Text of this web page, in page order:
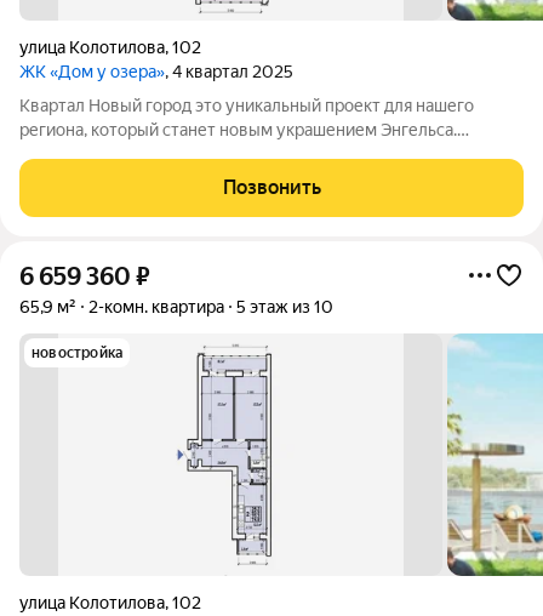
улица Колотилова,102
ЖК «Дом у озера», 4 квартал 2025
Квартал Новый город это уникальный проект для нашего
региона, который станет новым украшением Энгельса.
современные дизайны фасадов, функциональные планировки,
лаконичные формы, яркие акценты,
Позвонить
6 659 360 ₽
65,9 м² 2-комн. квартира 5 этаж из 10
новостройка
улица Колотилова,102